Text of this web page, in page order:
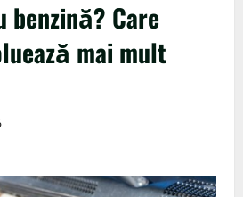
benzină? Care
mai mult